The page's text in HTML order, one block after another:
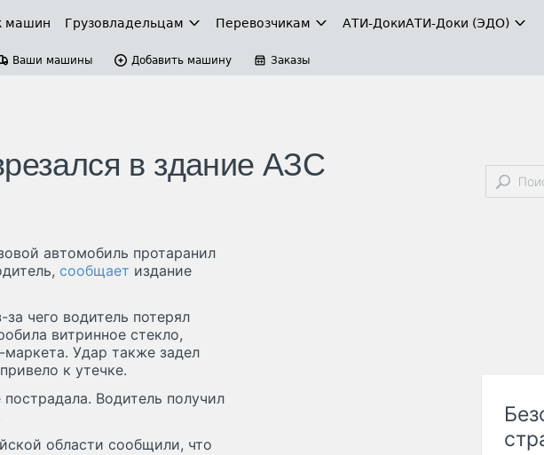
машин Грузовладельцам Перевозчикам АТИ-ДокиАТИ-Доки (ЭДО)
Ваши машины Добавить машину Заказы
в здание АЗС
автомобиль протаранил
сообщает издание
чего водитель потерял
витринное стекло,
Удар также задел
к утечке.
Водитель получил
области сообщили, что